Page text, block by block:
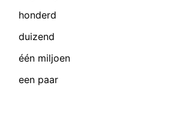
honderd
duizend
één miljoen
een paar